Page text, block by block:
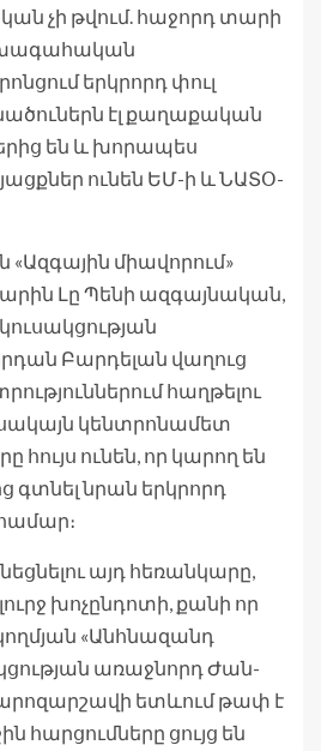
չի թվում. հաջորդ տարի
երկրորդ փուլ
էլ քաղաքական
են և խորապես
ունեն ԵՄ-ի և ՆԱՏՕ-
միավորում»
Լը Պենի ազգայնական,
Բարդելան վաղուց
հաղթելու
կենտրոնամետ
հույս ունեն, որ կարող են
գտնել նրան երկրորդ
այդ հեռանկարը,
խոչընդոտի, քանի որ
«Անհնազանդ
առաջնորդ Ժան-
ետևում թափ է
հարցումները ցույց են